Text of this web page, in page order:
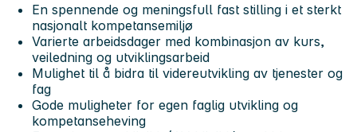
En spennende og meningsfull fast stilling i et sterkt
nasjonalt kompetansemiljø
Varierte arbeidsdager med kombinasjon av kurs,
veiledning og utviklingsarbeid
Mulighet til å bidra til videreutvikling av tjenester og
fag
Gode muligheter for egen faglig utvikling og
kompetanseheving